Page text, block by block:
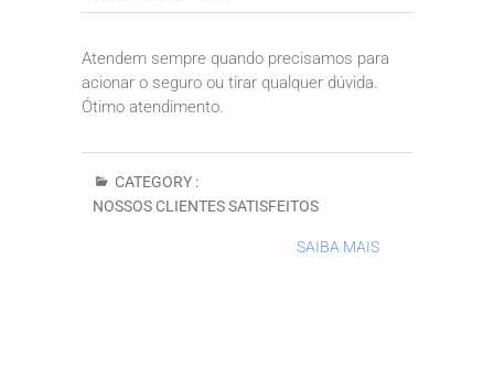
Atendem sempre quando precisamos para
acionar o seguro ou tirar qualquer dúvida.
Ótimo atendimento.
CATEGORY :
NOSSOS CLIENTES SATISFEITOS
SAIBA MAIS